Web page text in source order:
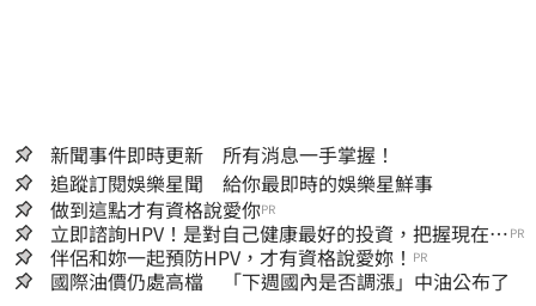
新聞事件即時更新 所有消息一手掌握！
追蹤訂閱娛樂星聞 給你最即時的娛樂星鮮事
做到這點才有資格說愛你PR
立即諮詢HPV！是對自己健康最好的投資，把握現在不
嫌晚！
PR
伴侶和妳一起預防HPV，才有資格說愛妳！ PR
國際油價仍處高檔 「下週國內是否調漲」中油公布了